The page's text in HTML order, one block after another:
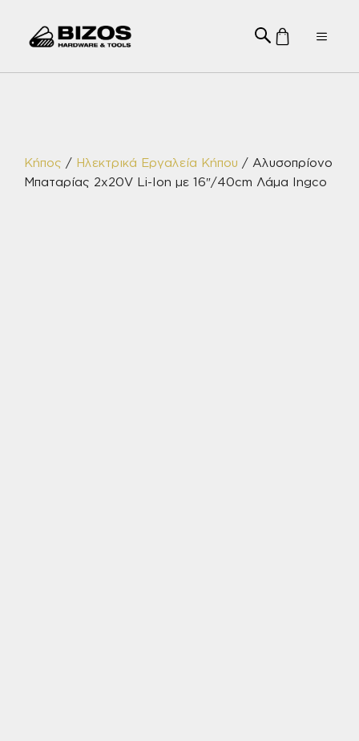
Menu
Κήπος / Ηλεκτρικά Εργαλεία Κήπου / Αλυσοπρίονο
Μπαταρίας 2x20V Li-Ion με 16″/40cm Λάμα Ingco